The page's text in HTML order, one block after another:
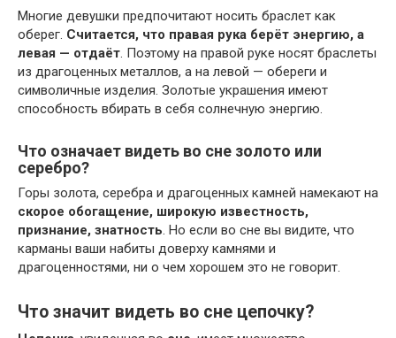
Многие девушки предпочитают носить браслет как
оберег. Считается, что правая рука берёт энергию, а
левая — отдаёт. Поэтому на правой руке носят браслеты
из драгоценных металлов, а на левой — обереги и
символичные изделия. Золотые украшения имеют
способность вбирать в себя солнечную энергию.
Что означает видеть во сне золото или
серебро?
Горы золота, серебра и драгоценных камней намекают на
скорое обогащение, широкую известность,
признание, знатность. Но если во сне вы видите, что
карманы ваши набиты доверху камнями и
драгоценностями, ни о чем хорошем это не говорит.
Что значит видеть во сне цепочку?